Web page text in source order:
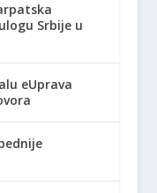
Srbije u
eUprava